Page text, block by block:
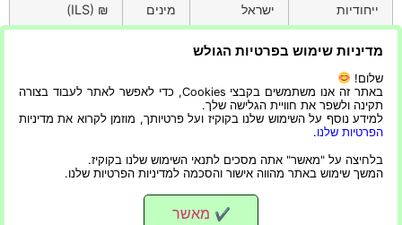
ייחודיות
ישראל
מינים
₪ (ILS)
הנוף המגוון והמשמעות ההיסטורית של קיבוץ חקוק מציעים
למבקרים בו חוויה בלתי נשכחת,
מה שהופך אותו ליעד חובה למי שמחפש לטבול ביופיה של
מורשת הטבע והתרבות של ישראל.
כל מה שצריך לדעת לפני שיוצאים לטיול
כל הזכויות שמורות
מדיניות שימוש בפרטיות הגולש
שלום!
באתר זה אנו משתמשים בקבצי Cookies, כדי לאפשר לאתר לעבוד בצורה
תקינה ולשפר את חוויית הגלישה שלך.
למידע נוסף על השימוש שלנו בקוקיז ועל פרטיותך, מוזמן לקרוא את מדיניות
הפרטיות שלנו.
בלחיצה על "מאשר" אתה מסכים לתנאי השימוש שלנו בקוקיז.
המשך שימוש באתר מהווה אישור והסכמה למדיניות הפרטיות שלנו.
✔ מאשר